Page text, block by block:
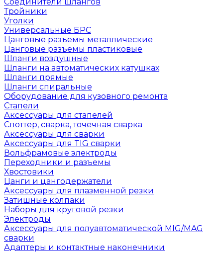
Тройники
Уголки
Универсальные БРС
Цанговые разъемы металлические
Цанговые разъемы пластиковые
Шланги воздушные
Шланги на автоматических катушках
Шланги прямые
Шланги спиральные
Оборудование для кузовного ремонта
Стапели
Аксессуары для стапелей
Споттер, сварка, точечная сварка
Аксессуары для сварки
Аксессуары для TIG сварки
Вольфрамовые электроды
Переходники и разъемы
Хвостовики
Цанги и цангодержатели
Аксессуары для плазменной резки
Затишные колпаки
Наборы для круговой резки
Электроды
Аксессуары для полуавтоматической MIG/MAG
сварки
Адаптеры и контактные наконечники